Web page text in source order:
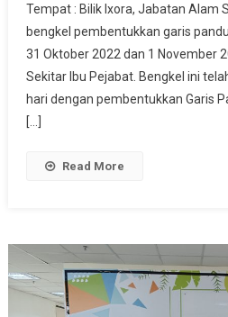
Tempat : Bilik Ixora, Jabatan Alam
bengkel pembentukkan garis
31 Oktober 2022 dan 1 November
Sekitar Ibu Pejabat. Bengkel ini
hari dengan pembentukkan Garis
[…]
Read More